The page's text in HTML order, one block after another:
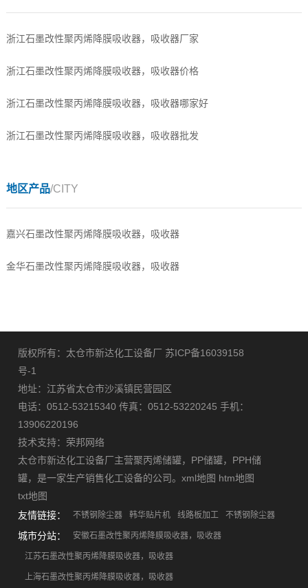
浙江石墨改性聚丙烯降膜吸收器，吸收器厂家
浙江石墨改性聚丙烯降膜吸收器，吸收器价格
浙江石墨改性聚丙烯降膜吸收器，吸收器哪家好
浙江石墨改性聚丙烯降膜吸收器，吸收器批发
地区产品/CITY
嘉兴石墨改性聚丙烯降膜吸收器，吸收器
金华石墨改性聚丙烯降膜吸收器，吸收器
版权所有：太仓市新达化工设备厂 苏ICP备16039158
号-1
地址：江苏省太仓市沙溪镇民营园区
电话：0512-53215340 传真：0512-53220245 手机：
13906220196
技术支持： 荣邦网络
太仓市新达化工设备厂主营聚丙烯储罐， PP储罐， PPH储
罐，是一家生产销售化工设备的公司。xml地图 htm地图
txt地图
友情链接：
不锈钢除尘器 韩华贴片机 线路板加工 不锈钢除尘器
城市分站： 安徽石墨改性聚丙烯降膜吸收器，吸收器
江苏石墨改性聚丙烯降膜吸收器，吸收器
上海石墨改性聚丙烯降膜吸收器，吸收器